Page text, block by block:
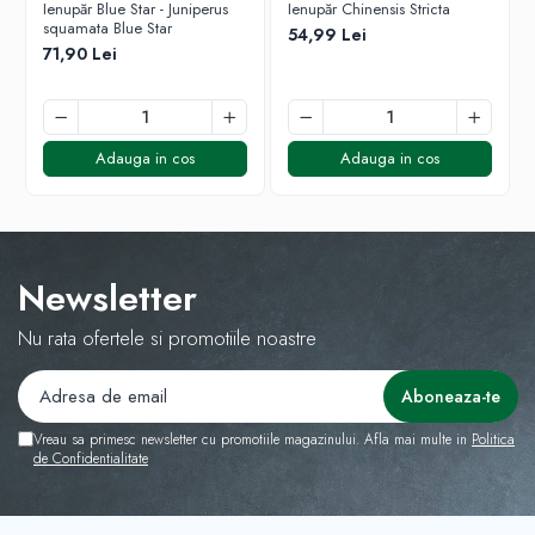
Ienupăr Blue Star - Juniperus
squamata Blue Star
71,90 Lei
Adauga in cos
Ienupăr Chinensis Stricta
54,99 Lei
Adauga in cos
Newsletter
Nu rata ofertele si promotiile noastre
Vreau sa primesc newsletter cu promotiile magazinului. Afla mai multe in Politica
de Confidentialitate